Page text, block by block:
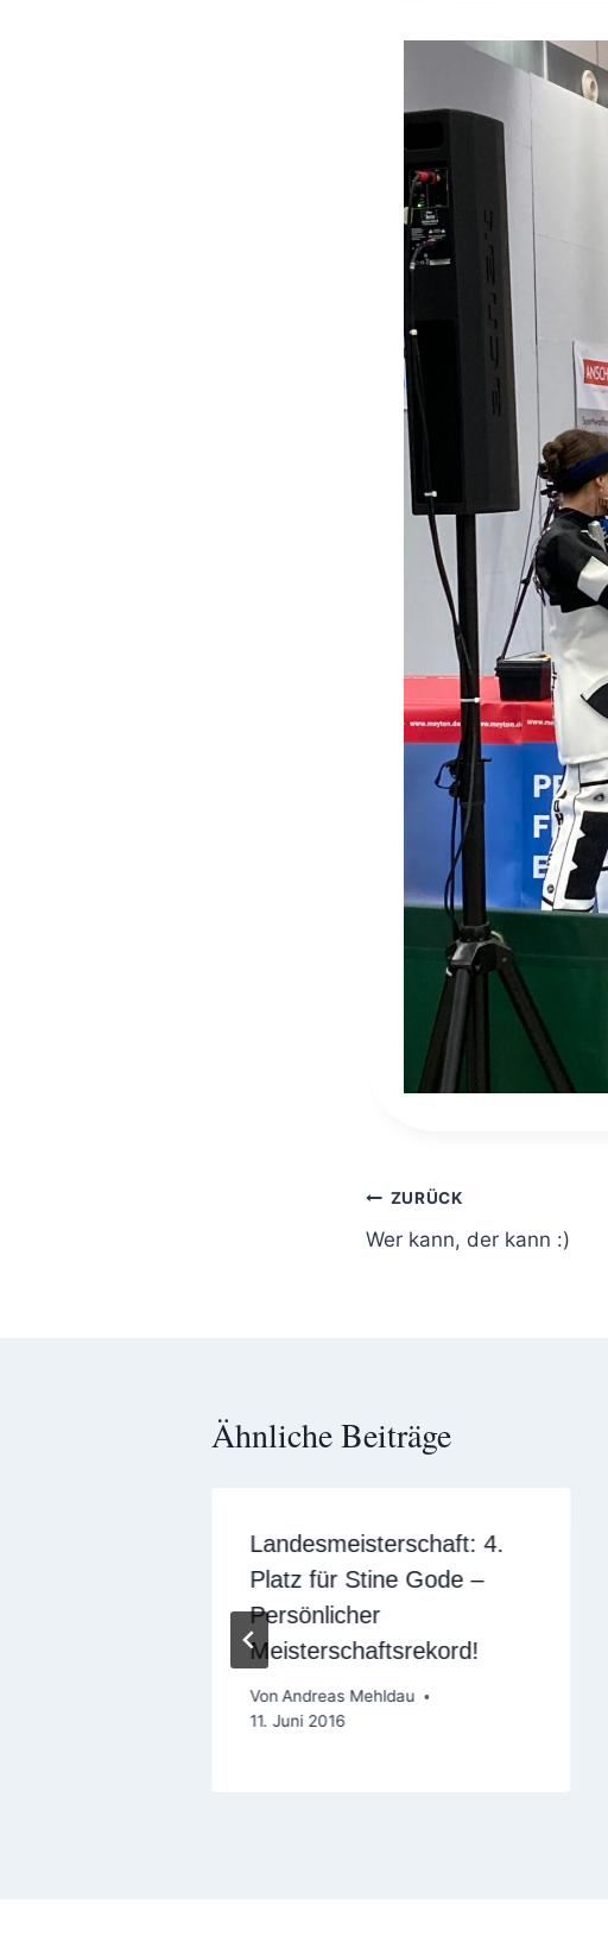
Beitragsnavigation
ZURÜCK
Wer kann, der kann :)
Ähnliche Beiträge
Landesmeisterschaft: 4.
Platz für Stine Gode –
Persönlicher
Meisterschaftsrekord!
Von Andreas Mehldau
11. Juni 2016